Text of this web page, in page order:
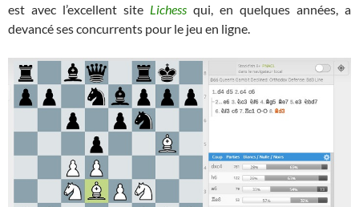
est avec l’excellent site Lichess qui, en quelques années, a
devancé ses concurrents pour le jeu en ligne.